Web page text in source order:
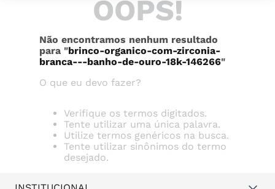
OOPS!
Não encontramos nenhum resultado
para "brinco-organico-com-zirconia-
branca---banho-de-ouro-18k-146266"
O que eu devo fazer?
Verifique os termos digitados.
Tente utilizar uma única palavra.
Utilize termos genéricos na busca.
Tente utilizar sinônimos do termo
desejado.